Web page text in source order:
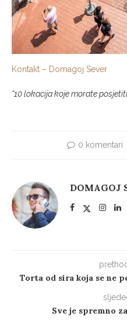
Kontakt – Domagoj Sever
“10 lokacija koje morate
0 komentari
DOMAGOJ
Torta od sira koja se ne
Sve je spremno